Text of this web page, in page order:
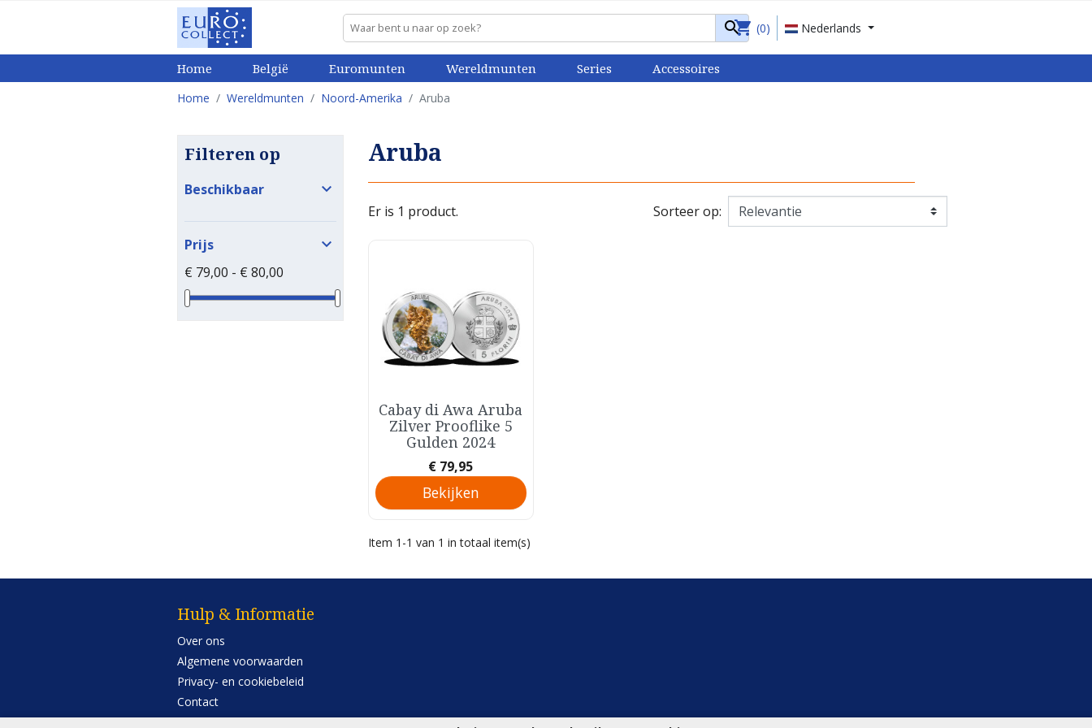
shopping_cart (0) Nederlands
Home België Euromunten Wereldmunten Series Accessoires
Home Wereldmunten Noord-Amerika Aruba
Filteren op
Beschikbaar 
Prijs 
€ 79,00 - € 80,00
Aruba
Er is 1 product. Sorteer op:
 Snel bekijken
Cabay di Awa Aruba
Zilver Prooflike 5
Gulden 2024
Prijs
€ 79,95
Bekijken
Item 1-1 van 1 in totaal item(s)
Hulp & Informatie
Over ons
Algemene voorwaarden
Privacy- en cookiebeleid
Contact
Retourneren